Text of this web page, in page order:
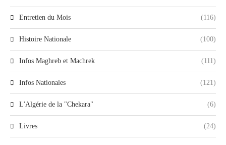
Entretien du Mois (116)
Histoire Nationale (100)
Infos Maghreb et Machrek (111)
Infos Nationales (121)
L'Algérie de la "Chekara" (6)
Livres (24)